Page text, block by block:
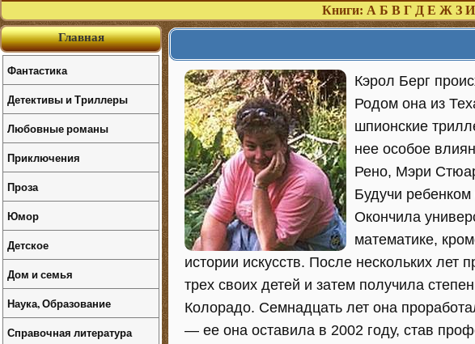
Книги: А Б В Г Д Е Ж З И
Кэрол Берг
Родом она из
шпионские
нее особое
Рено, Мэри
Будучи
Окончила
математике,
истории искусств. После нескольких
трех своих детей и затем получила
Колорадо. Семнадцать лет она
— ее она оставила в 2002 году, став
Главная
Фантастика
Детективы и Триллеры
Любовные романы
Приключения
Проза
Юмор
Детское
Дом и семья
Наука, Образование
Справочная литература